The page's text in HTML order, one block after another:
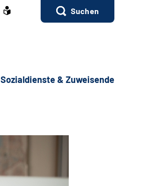
Suchen
Sozialdienste & Zuweisende